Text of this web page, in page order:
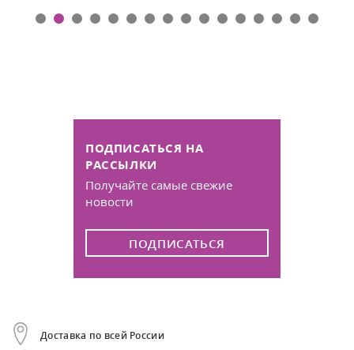
ПОДПИСАТЬСЯ НА
РАССЫЛКИ
Получайте самые свежие
новости
ПОДПИСАТЬСЯ
Доставка по всей России